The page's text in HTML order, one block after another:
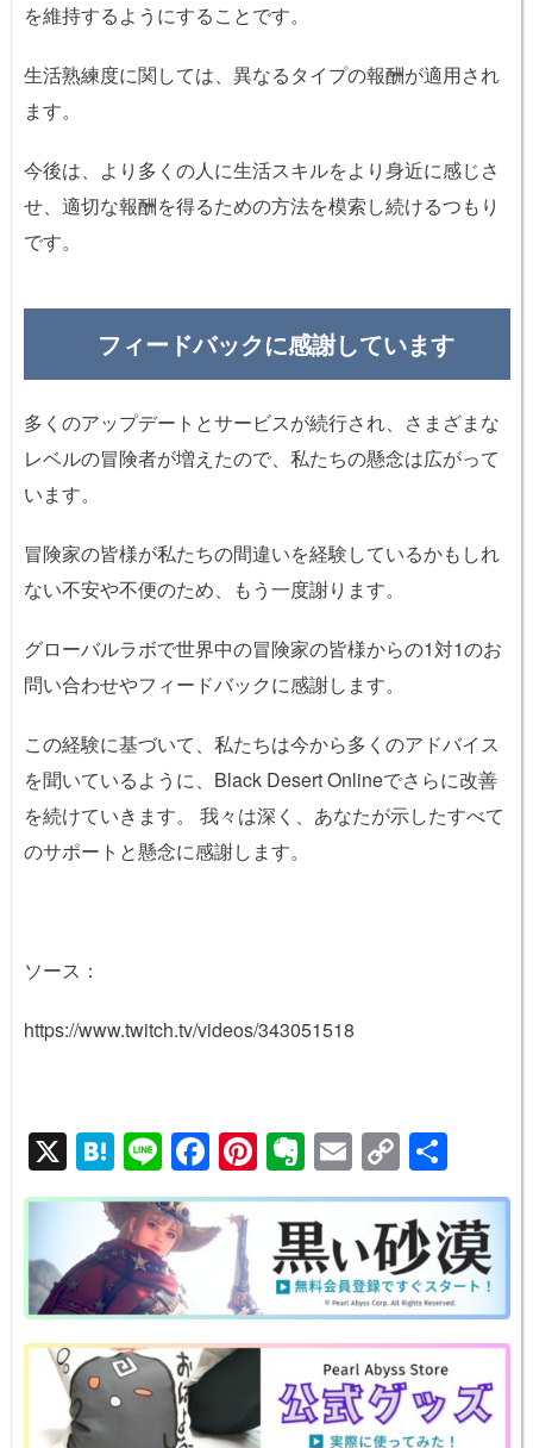
を維持するようにすることです。
生活熟練度に関しては、異なるタイプの報酬が適用され
ます。
今後は、より多くの人に生活スキルをより身近に感じさ
せ、適切な報酬を得るための方法を模索し続けるつもり
です。
フィードバックに感謝しています
多くのアップデートとサービスが続行され、さまざまな
レベルの冒険者が増えたので、私たちの懸念は広がって
います。
冒険家の皆様が私たちの間違いを経験しているかもしれ
ない不安や不便のため、もう一度謝ります。
グローバルラボで世界中の冒険家の皆様からの1対1のお
問い合わせやフィードバックに感謝します。
この経験に基づいて、私たちは今から多くのアドバイス
を聞いているように、Black Desert Onlineでさらに改善
を続けていきます。 我々は深く、あなたが示したすべて
のサポートと懸念に感謝します。
ソース：
https://www.twitch.tv/videos/343051518
X H
at
e
n
a
Li
n
e
F
a
c
b
o
o
k
Pi
nt
er
e
st
E
v
er
n
ot
e
E
m
ail
C
o
p
y
Li
n
k
有